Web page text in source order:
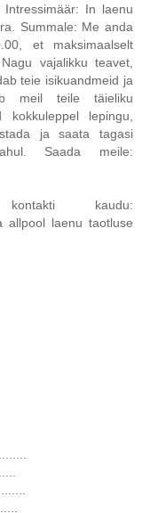
In laenu
Summale: Me anda
et maksimaalselt
vajalikku teavet,
teie isikuandmeid ja
meil teile täieliku
kokkuleppel lepingu,
ja saata tagasi
Saada meile:
kaudu:
allpool laenu taotluse